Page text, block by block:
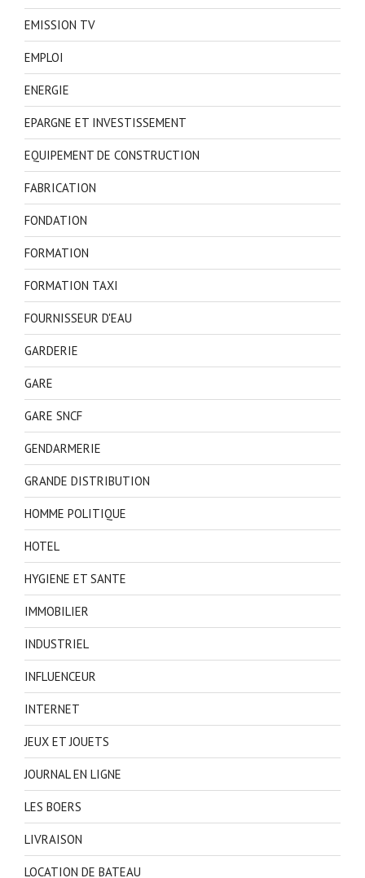
EMISSION TV
EMPLOI
ENERGIE
EPARGNE ET INVESTISSEMENT
EQUIPEMENT DE CONSTRUCTION
FABRICATION
FONDATION
FORMATION
FORMATION TAXI
FOURNISSEUR D'EAU
GARDERIE
GARE
GARE SNCF
GENDARMERIE
GRANDE DISTRIBUTION
HOMME POLITIQUE
HOTEL
HYGIENE ET SANTE
IMMOBILIER
INDUSTRIEL
INFLUENCEUR
INTERNET
JEUX ET JOUETS
JOURNAL EN LIGNE
LES BOERS
LIVRAISON
LOCATION DE BATEAU